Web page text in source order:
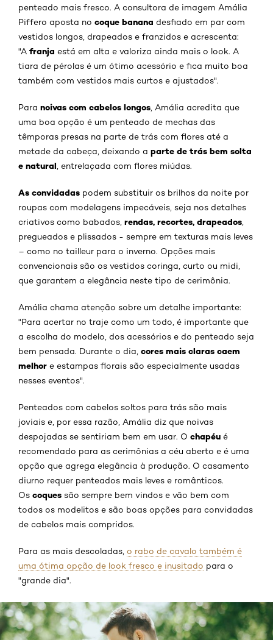
penteado mais fresco. A consultora de imagem Amália
Piffero aposta no coque banana desfiado em par com
vestidos longos, drapeados e franzidos e acrescenta:
"A franja está em alta e valoriza ainda mais o look. A
tiara de pérolas é um ótimo acessório e fica muito boa
também com vestidos mais curtos e ajustados".
Para noivas com cabelos longos , Amália acredita que
uma boa opção é um penteado de mechas das
têmporas presas na parte de trás com flores até a
metade da cabeça, deixando a parte de trás bem solta
e natural , entrelaçada com flores miúdas.
As convidadas podem substituir os brilhos da noite por
roupas com modelagens impecáveis, seja nos detalhes
criativos como babados, rendas, recortes, drapeados
pregueados e plissados - sempre em texturas mais leves
– como no tailleur para o inverno. Opções mais
convencionais são os vestidos coringa, curto ou midi,
que garantem a elegância neste tipo de cerimônia.
Amália chama atenção sobre um detalhe importante:
"Para acertar no traje como um todo, é importante que
a escolha do modelo, dos acessórios e do penteado seja
bem pensada. Durante o dia, cores mais claras caem
melhor e estampas florais são especialmente usadas
nesses eventos".
Penteados com cabelos soltos para trás são mais
joviais e, por essa razão, Amália diz que noivas
despojadas se sentiriam bem em usar. O chapéu é
recomendado para as cerimônias a céu aberto e é uma
opção que agrega elegância à produção. O casamento
diurno requer penteados mais leves e românticos.
Os coques são sempre bem vindos e vão bem com
todos os modelitos e são boas opções para convidadas
de cabelos mais compridos.
Para as mais descoladas, o rabo de cavalo também é
uma ótima opção de look fresco e inusitado para o
"grande dia".